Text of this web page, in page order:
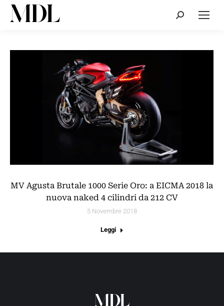
Cerca:
MV Agusta Brutale 1000 Serie Oro: a EICMA 2018 la
nuova naked 4 cilindri da 212 CV
5 Novembre 2018
Leggi